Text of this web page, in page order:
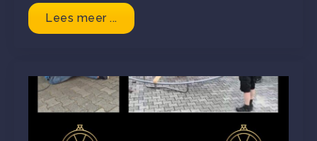
Lees meer ...